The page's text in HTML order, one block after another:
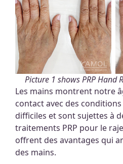
Picture 1 shows PRP Hand
Les mains montrent notre
contact avec des
difficiles et sont sujettes à
traitements PRP pour le
offrent des avantages qui
des mains.